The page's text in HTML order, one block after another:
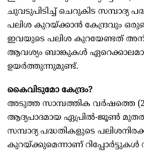
ചുവടുപിടിച്ച് ചെറുകിട സമ്പാദ്യ
പലിശ കുറയ്ക്കാൻ കേന്ദ്രവും
ഇവയുടെ പലിശ കുറയേണ്ടത്
ആവശ്യം ബാങ്കുകൾ
ഉയർത്തുന്നുമുണ്ട്.
കൈവിടുമോ കേന്ദ്രം?
അടുത്ത സാമ്പത്തിക വർഷത്തെ
ആദ്യപാദമായ ഏപ്രിൽ-ജൂൺ
സമ്പാദ്യ പദ്ധതികളുടെ
കുറയ്ക്കുമെന്നാണ് റിപ്പോർട്ടുകൾ